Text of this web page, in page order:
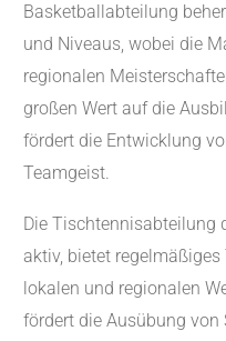
Basketballabteilung
und Niveaus, wobei die
regionalen
großen Wert auf die
fördert die Entwicklung
Teamgeist.
Die Tischtennisabteilung
aktiv, bietet
lokalen und regionalen
fördert die Ausübung